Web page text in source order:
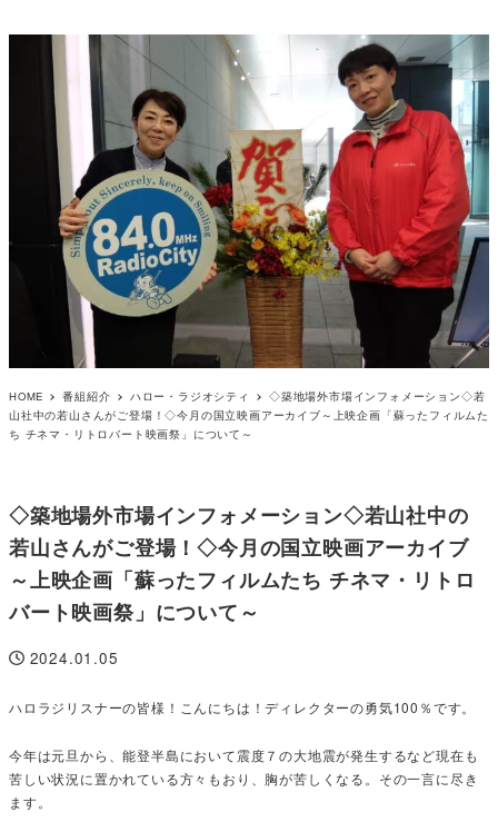
HOME 番組紹介 ハロー・ラジオシティ
◇築地場外市場インフォメーション◇若
山社中の若山さんがご登場！◇今月の国立映画アーカイブ～上映企画「蘇ったフィルムた
ち チネマ・リトロバート映画祭」について～
◇築地場外市場インフォメーション◇若山社中の
若山さんがご登場！◇今月の国立映画アーカイブ
～上映企画「蘇ったフィルムたち チネマ・リトロ
バート映画祭」について～
投稿日
2024.01.05
ハロラジリスナーの皆様！こんにちは！ディレクターの勇気100％です。
今年は元旦から、能登半島において震度７の大地震が発生するなど現在も
苦しい状況に置かれている方々もおり、胸が苦しくなる。その一言に尽き
ます。